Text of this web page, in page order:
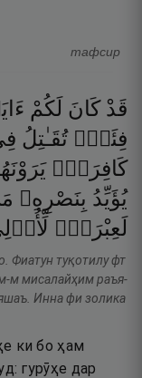
тафсир
قَدْ كَانَ لَكُمْ
فِئَةٌۭ تُقَـٰتِلُ
كَافِرَةٌۭ
يُؤَيِّدُ بِنَصْرِهِۦ
لَعِبْرَةًۭ
Фиатун туқотилу фт
м мисалайҳим раъя-
Инна фи золика
ки бо ҳам
гурӯҳе дар